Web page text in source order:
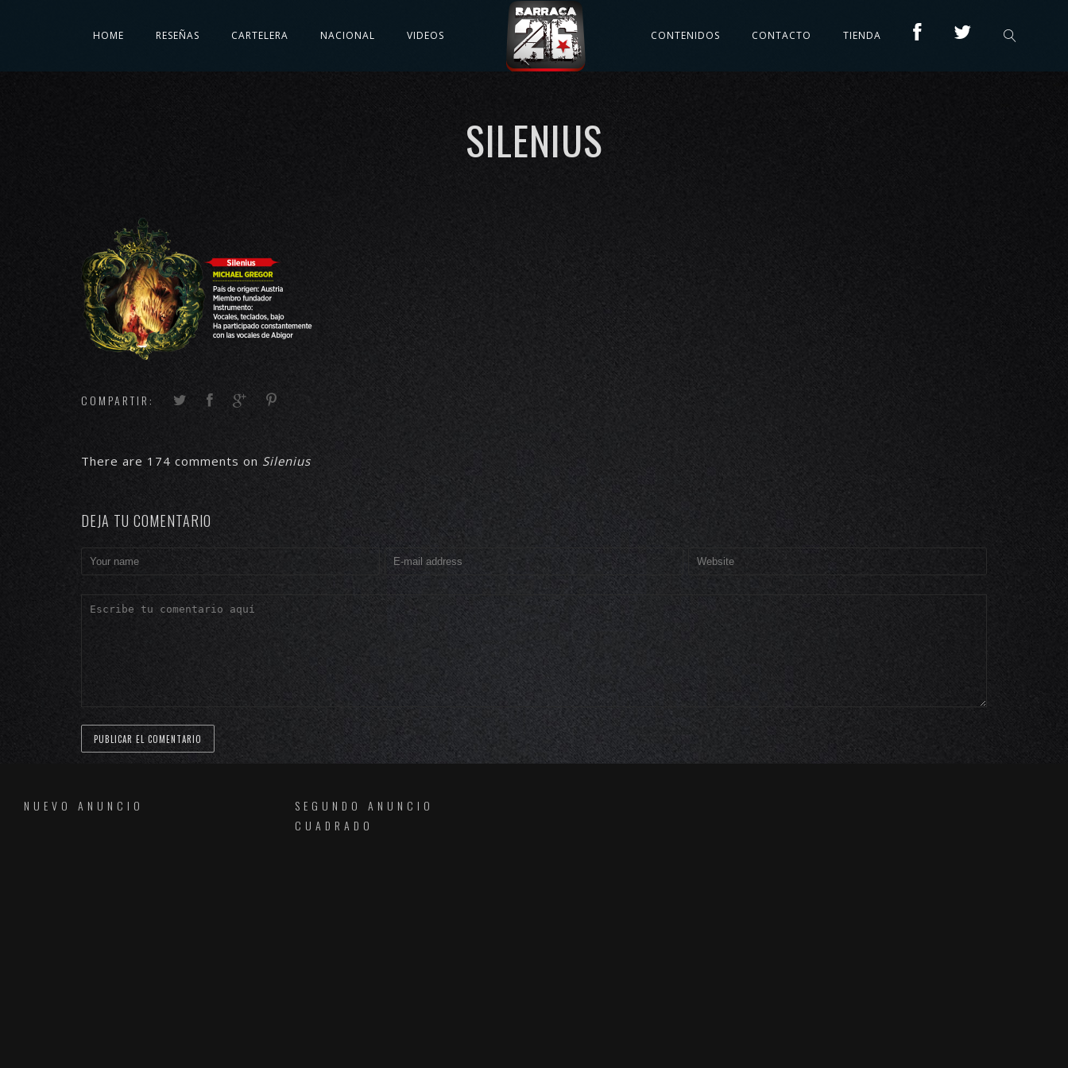
HOME RESEÑAS CARTELERA NACIONAL VIDEOS CONTENIDOS CONTACTO TIENDA
SILENIUS
COMPARTIR:
There are 174 comments on Silenius
DEJA TU COMENTARIO
NUEVO ANUNCIO
SEGUNDO ANUNCIO
CUADRADO